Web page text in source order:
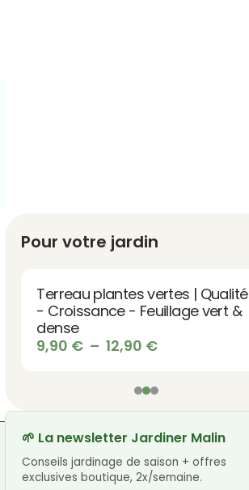
Pour votre jardin
Terreau plantes vertes | Qualité
- Croissance - Feuillage vert &
dense
9,90 € – 12,90 €Plage
prix :
9,90 €
12,90 €
🌱 La newsletter Jardiner Malin
Conseils jardinage de saison + offres
exclusives boutique, 2x/semaine.